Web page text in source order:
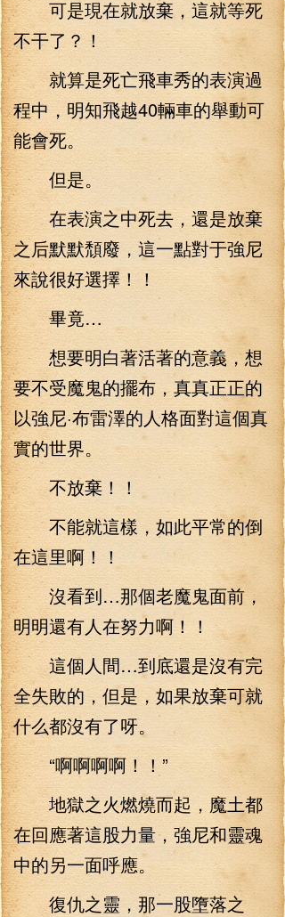
可是現在就放棄，這就等死
不干了？！
就算是死亡飛車秀的表演過
程中，明知飛越40輛車的舉動可
能會死。
但是。
在表演之中死去，還是放棄
之后默默頹廢，這一點對于強尼
來說很好選擇！！
畢竟…
想要明白著活著的意義，想
要不受魔鬼的擺布，真真正正的
以強尼·布雷澤的人格面對這個真
實的世界。
不放棄！！
不能就這樣，如此平常的倒
在這里啊！！
沒看到…那個老魔鬼面前，
明明還有人在努力啊！！
這個人間…到底還是沒有完
全失敗的，但是，如果放棄可就
什么都沒有了呀。
“啊啊啊啊！！”
地獄之火燃燒而起，魔土都
在回應著這股力量，強尼和靈魂
中的另一面呼應。
復仇之靈，那一股墮落之